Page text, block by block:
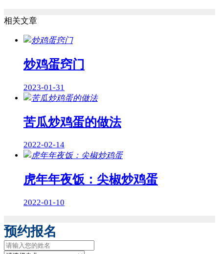
相关文章
炒鸡蛋窍门
2023-01-31
苦瓜炒鸡蛋的做法
2022-02-14
虎年年夜饭：尖椒炒鸡蛋
2022-01-10
预约报名